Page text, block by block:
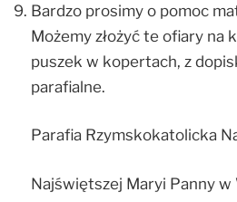
Bardzo prosimy o pomoc
Możemy złożyć te ofiary na
puszek w kopertach, z
parafialne.
Parafia Rzymskokatolicka
Najświętszej Maryi Panny w